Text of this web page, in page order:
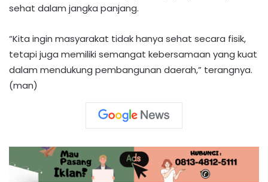
sehat dalam jangka panjang.
“Kita ingin masyarakat tidak hanya sehat secara fisik,
tetapi juga memiliki semangat kebersamaan yang kuat
dalam mendukung pembangunan daerah,” terangnya.
(man)